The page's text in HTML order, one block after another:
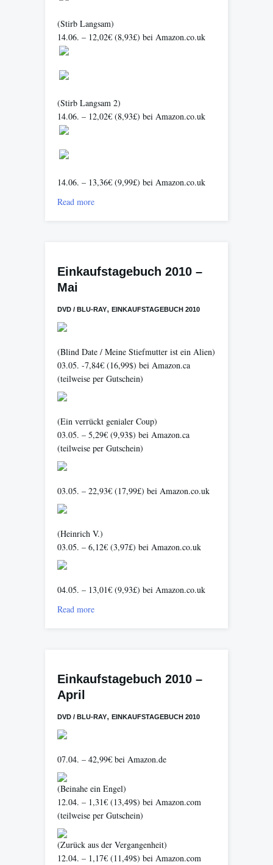
(Stirb Langsam)
14.06. – 12,02€ (8,93£) bei Amazon.co.uk
(Stirb Langsam 2)
14.06. – 12,02€ (8,93£) bei Amazon.co.uk
14.06. – 13,36€ (9,99£) bei Amazon.co.uk
Read more
Einkaufstagebuch 2010 –
Mai
DVD / BLU-RAY, EINKAUFSTAGEBUCH 2010
(Blind Date / Meine Stiefmutter ist ein Alien)
03.05. -7,84€ (16,99$) bei Amazon.ca
(teilweise per Gutschein)
(Ein verrückt genialer Coup)
03.05. – 5,29€ (9,93$) bei Amazon.ca
(teilweise per Gutschein)
03.05. – 22,93€ (17,99£) bei Amazon.co.uk
(Heinrich V.)
03.05. – 6,12€ (3,97£) bei Amazon.co.uk
04.05. – 13,01€ (9,93£) bei Amazon.co.uk
Read more
Einkaufstagebuch 2010 –
April
DVD / BLU-RAY, EINKAUFSTAGEBUCH 2010
07.04. – 42,99€ bei Amazon.de
(Beinahe ein Engel)
12.04. – 1,31€ (13,49$) bei Amazon.com
(teilweise per Gutschein)
(Zurück aus der Vergangenheit)
12.04. – 1,17€ (11,49$) bei Amazon.com